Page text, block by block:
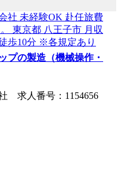
プの製造（機械操作・
求人番号：1154656